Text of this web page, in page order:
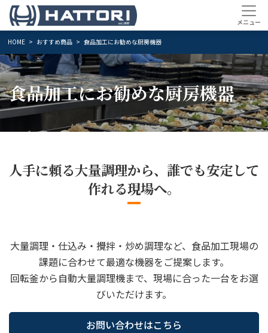
HOME おすすめ商品 食品加工にお勧めな厨房機器
食品加工にお勧めな厨房機器
人手に頼る大量調理から、誰でも安定して
作れる現場へ。
大量調理・仕込み・攪拌・炒め調理など、食品加工現場の
課題に合わせて最適な機器をご提案します。
回転釜から自動大量調理機まで、現場に合った一台をお選
びいただけます。
お問い合わせはこちら